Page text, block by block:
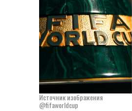
Источник изображения
@fifaworldcup